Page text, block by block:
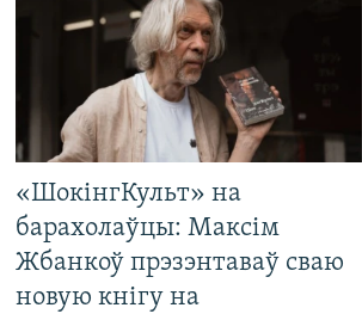
«ШокінгКульт» на
барахолаўцы: Максім
Жбанкоў прэзэнтаваў сваю
новую кнігу на